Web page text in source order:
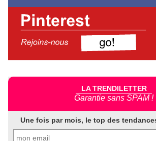
LA TRENDILETTER
Garantie sans SPAM !
Une fois par mois, le top des